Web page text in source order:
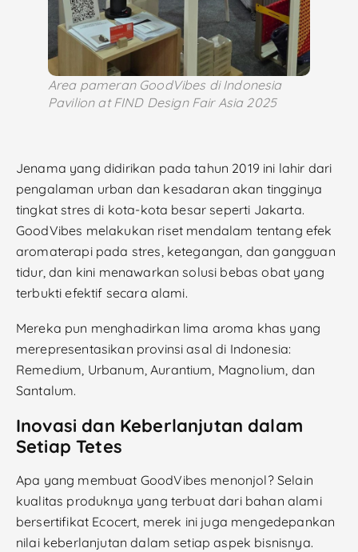
Area pameran GoodVibes di Indonesia
Pavilion at FIND Design Fair Asia 2025
Jenama yang didirikan pada tahun 2019 ini lahir dari
pengalaman urban dan kesadaran akan tingginya
tingkat stres di kota-kota besar seperti Jakarta.
GoodVibes melakukan riset mendalam tentang efek
aromaterapi pada stres, ketegangan, dan gangguan
tidur, dan kini menawarkan solusi bebas obat yang
terbukti efektif secara alami.
Mereka pun menghadirkan lima aroma khas yang
merepresentasikan provinsi asal di Indonesia:
Remedium, Urbanum, Aurantium, Magnolium, dan
Santalum.
Inovasi dan Keberlanjutan dalam
Setiap Tetes
Apa yang membuat GoodVibes menonjol? Selain
kualitas produknya yang terbuat dari bahan alami
bersertifikat Ecocert, merek ini juga mengedepankan
nilai keberlanjutan dalam setiap aspek bisnisnya.